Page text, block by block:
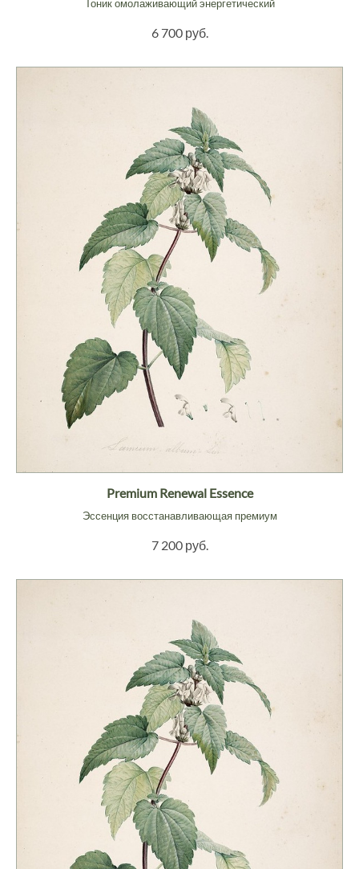
Тоник омолаживающий энергетический
6 700 руб.
Premium Renewal Essence
Эссенция восстанавливающая премиум
7 200 руб.